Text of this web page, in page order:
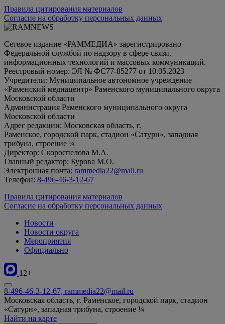
Правила цитирования материалов
Согласие на обработку персональных данных
Сетевое издание «РАММЕДИА» зарегистрировано
Федеральной службой по надзору в сфере связи,
информационных технологий и массовых коммуникаций.
Реестровый номер: ЭЛ № ФС77-85277 от 10.05.2023
Учредители: Муниципальное автономное учреждение
«Раменский медиацентр» Раменского муниципального округа
Московской области
Администрация Раменского муниципального округа
Московской области
Адрес редакции: Московская область, г.
Раменское, городской парк, стадион «Сатурн», западная
трибуна, строение ¼
Директор: Скороспелова М.А.
Главный редактор: Бурова М.О.
Электронная почта: rammedia22@mail.ru
Телефон: 8-496-46-3-12-67
Правила цитирования материалов
Согласие на обработку персональных данных
Новости
Новости округа
Мероприятия
Официально
12+
8-496-46-3-12-67, rammedia22@mail.ru
Московская область, г. Раменское, городской парк, стадион
«Сатурн», западная трибуна, строение ¼
Найти на карте